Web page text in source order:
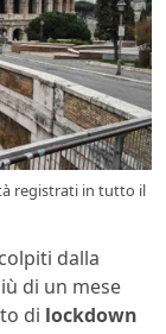
registrati in tutto il
dalla
di un mese
di lockdown